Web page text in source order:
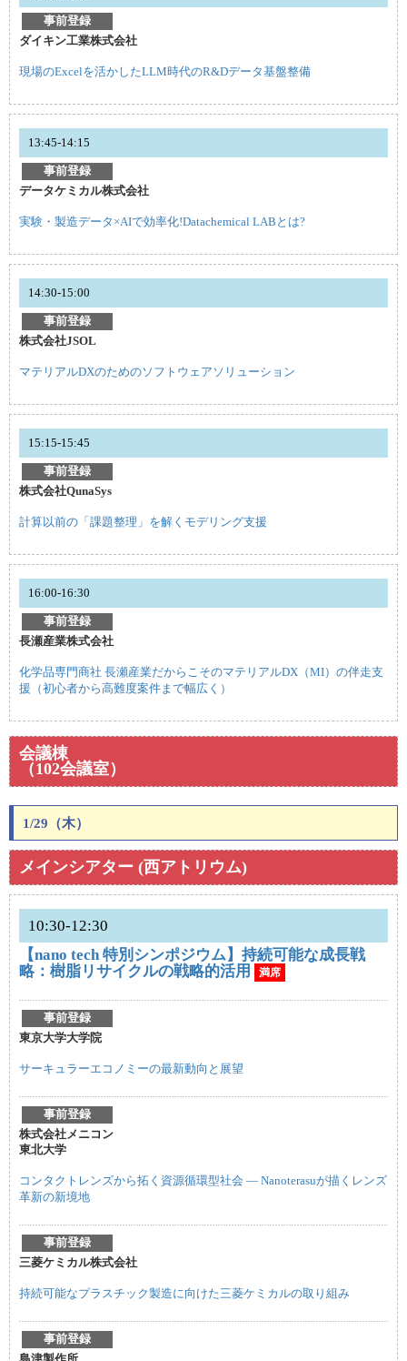
事前登録
ダイキン工業株式会社
現場のExcelを活かしたLLM時代のR&Dデータ基盤整備
13:45-14:15
事前登録
データケミカル株式会社
実験・製造データ×AIで効率化!Datachemical LABとは?
14:30-15:00
事前登録
株式会社JSOL
マテリアルDXのためのソフトウェアソリューション
15:15-15:45
事前登録
株式会社QunaSys
計算以前の「課題整理」を解くモデリング支援
16:00-16:30
事前登録
長瀬産業株式会社
化学品専門商社 長瀬産業だからこそのマテリアルDX（MI）の伴走支
援（初心者から高難度案件まで幅広く）
会議棟
（102会議室）
1/29（木）
メインシアター (西アトリウム)
10:30-12:30
【nano tech 特別シンポジウム】持続可能な成長戦
略：樹脂リサイクルの戦略的活用
満席
事前登録
東京大学大学院
サーキュラーエコノミーの最新動向と展望
事前登録
株式会社メニコン
東北大学
コンタクトレンズから拓く資源循環型社会 ― Nanoterasuが描くレンズ
革新の新境地
事前登録
三菱ケミカル株式会社
持続可能なプラスチック製造に向けた三菱ケミカルの取り組み
事前登録